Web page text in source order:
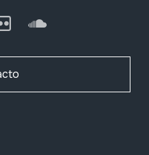
Flickr SoundCloud